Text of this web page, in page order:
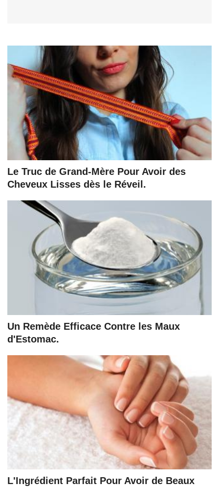
Le Truc de Grand-Mère Pour Avoir des
Cheveux Lisses dès le Réveil.
Un Remède Efficace Contre les Maux
d'Estomac.
L'Ingrédient Parfait Pour Avoir de Beaux